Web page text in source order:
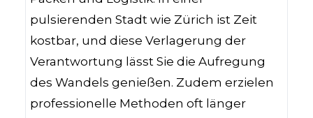
pulsierenden Stadt wie Zürich ist Zeit
kostbar, und diese Verlagerung der
Verantwortung lässt Sie die Aufregung
des Wandels genießen. Zudem erzielen
professionelle Methoden oft länger